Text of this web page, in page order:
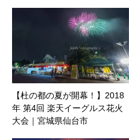
【杜の都の夏が開幕！】2018
年 第4回 楽天イーグルス花火
大会｜宮城県仙台市